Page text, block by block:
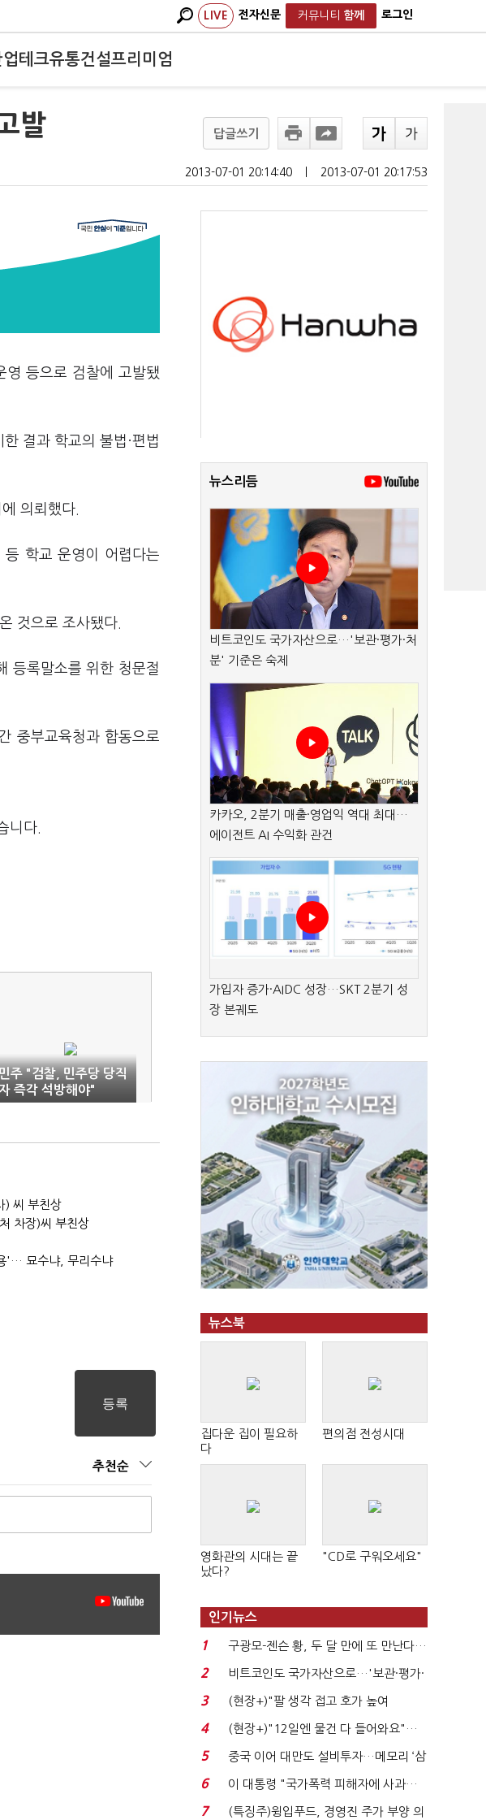
LIVE 전자신문 커뮤니티 함께 로그인
테크유통건설프리미엄
발 답글쓰기
2013-07-01 20:14:40 2013-07-01 20:17:53
등으로 검찰에 고발됐
결과 학교의 불법·편법
의뢰했다.
학교 운영이 어렵다는
것으로 조사됐다.
등록말소를 위한 청문절
중부교육청과 합동으로
니다.
주 "검찰, 민주당 당직
즉각 석방해야"
) 씨 부친상
차장)씨 부친상
'… 묘수냐, 무리수냐
추천순
뉴스리듬
비트코인도 국가자산으로…'보관·평가·처
분' 기준은 숙제
카카오, 2분기 매출·영업익 역대 최대…
에이전트 AI 수익화 관건
가입자 증가·AIDC 성장…SKT 2분기 성
장 본궤도
뉴스북
집다운 집이 필요하
다
편의점 전성시대
영화관의 시대는 끝
났다?
"CD로 구워오세요"
인기뉴스
1
구광모-젠슨 황, 두 달 만에 또 만난다…
로봇·AI 등 논...
2
비트코인도 국가자산으로…'보관·평가·
처분' 기준은 ...
3
(현장+)"팔 생각 접고 호가 높여
요"…'덜 똘똘한 한 채' 20...
4
(현장+)"12일엔 물건 다 들어와요"…
빈 매대 채우며 문 연 ...
5
중국 이어 대만도 설비투자…메모리 ‘삼
국전쟁’
6
이 대통령 "국가폭력 피해자에 사과…
적극적 조사로 진...
7 (특징주)윙입푸드, 경영진 주가 부양 의